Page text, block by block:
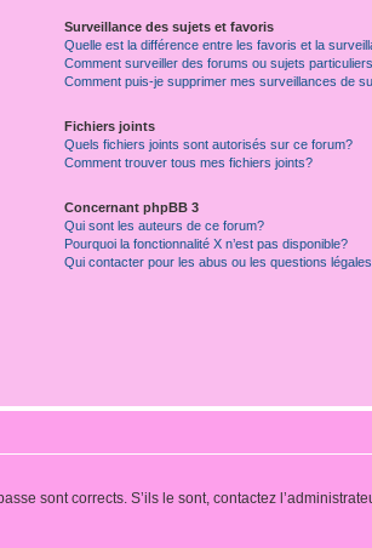
Surveillance des sujets et favoris
Quelle est la différence entre les favoris et la
Comment surveiller des forums ou sujets
Comment puis-je supprimer mes surveillances de
Fichiers joints
Quels fichiers joints sont autorisés sur ce forum?
Comment trouver tous mes fichiers joints?
Concernant phpBB 3
Qui sont les auteurs de ce forum?
Pourquoi la fonctionnalité X n’est pas disponible?
Qui contacter pour les abus ou les questions
sont corrects. S’ils le sont, contactez